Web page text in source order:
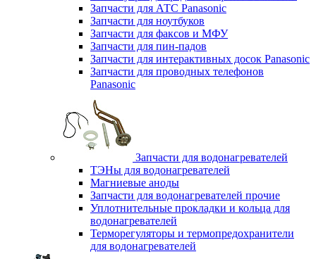
Запчасти для АТС Panasonic
Запчасти для ноутбуков
Запчасти для факсов и МФУ
Запчасти для пин-падов
Запчасти для интерактивных досок Panasonic
Запчасти для проводных телефонов
Panasonic
Запчасти для водонагревателей
ТЭНы для водонагревателей
Магниевые аноды
Запчасти для водонагревателей прочие
Уплотнительные прокладки и кольца для
водонагревателей
Терморегуляторы и термопредохранители
для водонагревателей